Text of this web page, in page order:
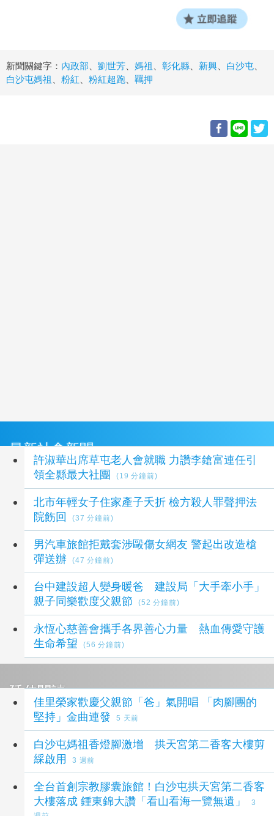
新聞關鍵字： 內政部 劉世芳 媽祖 彰化縣 新興 白沙屯
白沙屯媽祖
粉紅 粉紅超跑 羈押
最新社會新聞
許淑華出席草屯老人會就職 力讚李鎗富連任引
領全縣最大社團
(19 分鐘前)
北市年輕女子住家產子夭折 檢方殺人罪聲押法
院飭回
(37 分鐘前)
男汽車旅館拒戴套涉毆傷女網友 警起出改造槍
彈送辦
(47 分鐘前)
台中建設超人變身暖爸 建設局「大手牽小手」
親子同樂歡度父親節
(52 分鐘前)
永恆心慈善會攜手各界善心力量 熱血傳愛守護
生命希望
(56 分鐘前)
延伸閱讀
佳里榮家歡慶父親節「爸」氣開唱 「肉腳團的
堅持」金曲連發
5 天前
白沙屯媽祖香燈腳激增 拱天宮第二香客大樓剪
綵啟用
3 週前
全台首創宗教膠囊旅館！白沙屯拱天宮第二香客
大樓落成 鍾東錦大讚「看山看海一覽無遺」
3